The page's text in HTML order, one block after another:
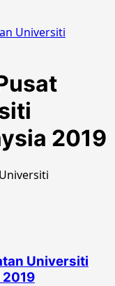
Universiti
2019
Universiti